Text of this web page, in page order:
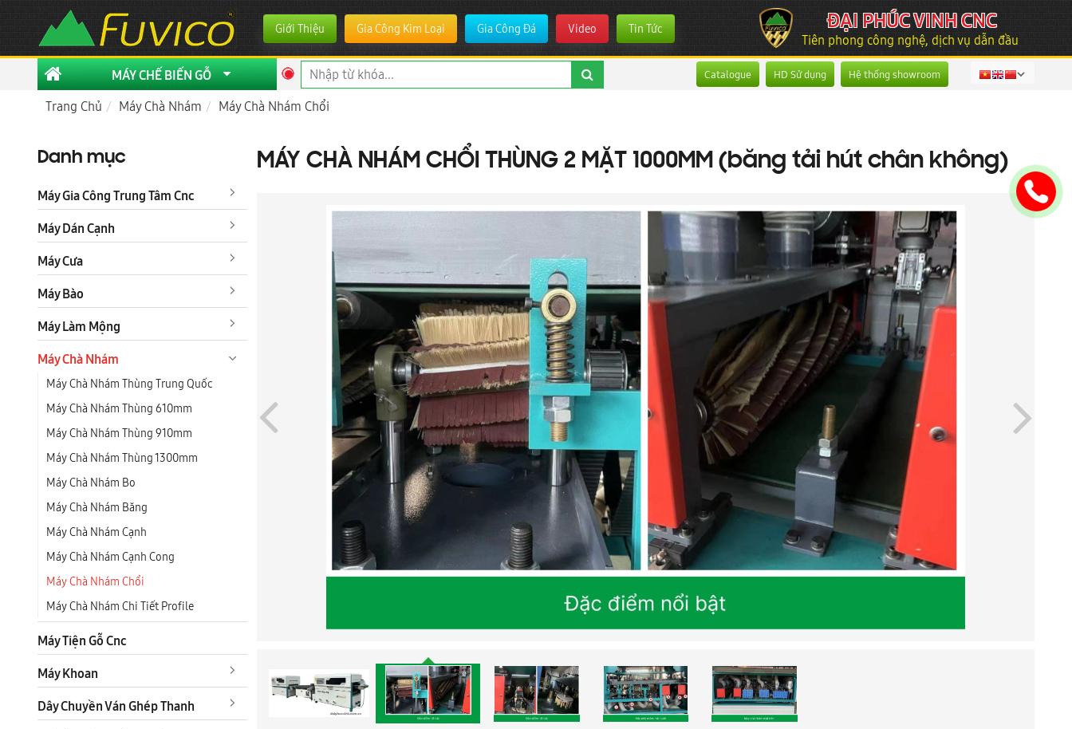
Giới Thiệu Gia Công Kim Loại Gia Công Đá Video Tin Tức ĐẠI PHÚC VINH CNC
Tiên phong công nghệ, dịch vụ dẫn đầu
MÁY CHẾ BIẾN GỖ
Catalogue HD Sử dụng Hệ thống showroom
Trang Chủ Máy Chà Nhám Máy Chà Nhám Chổi
Danh mục
Máy Gia Công Trung Tâm Cnc
Máy Dán Cạnh
Máy Cưa
Máy Bào
Máy Làm Mộng
Máy Chà Nhám
Máy Chà Nhám Thùng Trung Quốc
Máy Chà Nhám Thùng 610mm
Máy Chà Nhám Thùng 910mm
Máy Chà Nhám Thùng 1300mm
Máy Chà Nhám Bo
Máy Chà Nhám Băng
Máy Chà Nhám Cạnh
Máy Chà Nhám Cạnh Cong
Máy Chà Nhám Chổi
Máy Chà Nhám Chi Tiết Profile
Máy Tiện Gỗ Cnc
Máy Khoan
Dây Chuyền Ván Ghép Thanh
MÁY CHÀ NHÁM CHỔI THÙNG 2 MẶT 1000MM (băng tải hút chân không)